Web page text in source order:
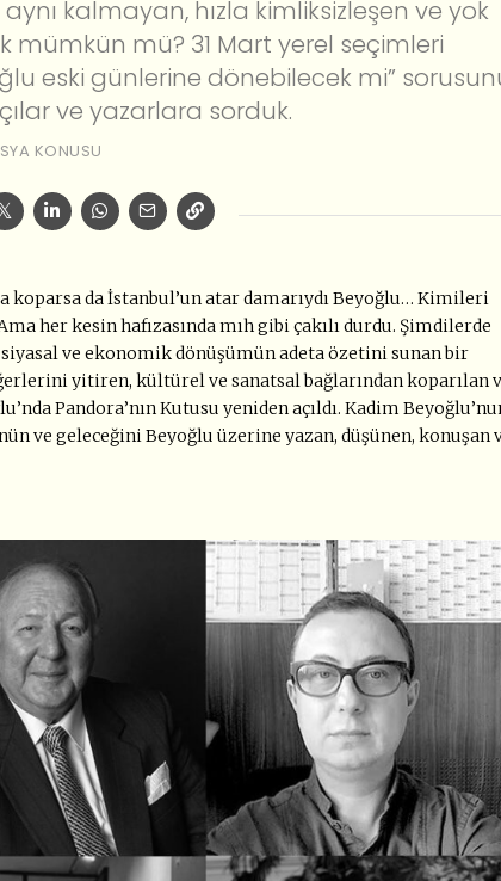
kalmayan, hızla kimliksizleşen ve yok
mü? 31 Mart yerel seçimleri
eski günlerine dönebilecek mi”
ve yazarlara sorduk.
KONUSU
da İstanbul’un atar damarıydı Beyoğlu… Kimileri
her kesin hafızasında mıh gibi çakılı durdu. Şimdilerde
ve ekonomik dönüşümün adeta özetini sunan bir
yitiren, kültürel ve sanatsal bağlarından koparılan
Pandora’nın Kutusu yeniden açıldı. Kadim
ve geleceğini Beyoğlu üzerine yazan, düşünen, konuşan